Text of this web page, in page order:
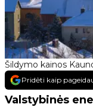
Šildymo kainos
Pridėti kaip
Valstybinės